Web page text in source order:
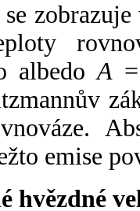
albedoA
emise
hvězdné